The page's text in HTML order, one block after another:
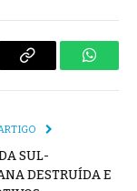
Copiar
SUL-
DESTRUÍDA E